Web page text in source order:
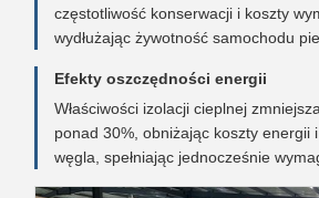
częstotliwość konserwacji i koszty
wydłużając żywotność samochodu
Efekty oszczędności energii
Właściwości izolacji cieplnej
ponad 30%, obniżając koszty energii
węgla, spełniając jednocześnie